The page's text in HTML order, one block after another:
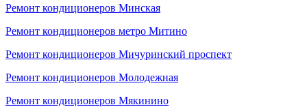
Ремонт кондиционеров Минская
Ремонт кондиционеров метро Митино
Ремонт кондиционеров Мичуринский проспект
Ремонт кондиционеров Молодежная
Ремонт кондиционеров Мякинино